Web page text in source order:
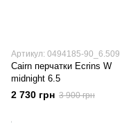
Артикул: 0494185-90_6.509
Cairn перчатки Ecrins W
midnight 6.5
2 730 грн 3 900 грн